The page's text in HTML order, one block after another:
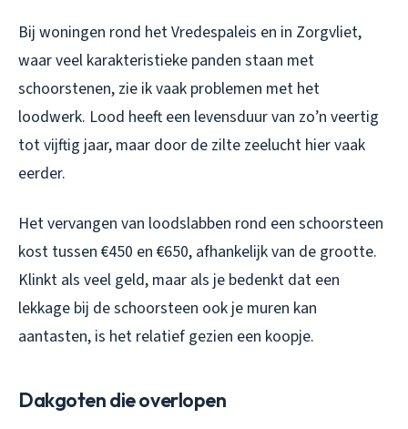
Bij woningen rond het Vredespaleis en in Zorgvliet,
waar veel karakteristieke panden staan met
schoorstenen, zie ik vaak problemen met het
loodwerk. Lood heeft een levensduur van zo’n veertig
tot vijftig jaar, maar door de zilte zeelucht hier vaak
eerder.
Het vervangen van loodslabben rond een schoorsteen
kost tussen €450 en €650, afhankelijk van de grootte.
Klinkt als veel geld, maar als je bedenkt dat een
lekkage bij de schoorsteen ook je muren kan
aantasten, is het relatief gezien een koopje.
Dakgoten die overlopen